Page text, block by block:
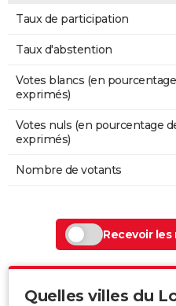
Taux de participation
Taux d'abstention
Votes blancs (en
exprimés)
Votes nuls (en pourcentage
exprimés)
Nombre de votants
Recevoir
Quelles villes du